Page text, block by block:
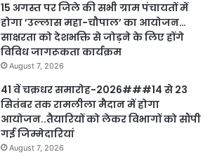
15 अगस्त पर जिले की सभी ग्राम पंचायतों में
होगा ’उल्लास महा-चौपाल’ का आयोजन…
साक्षरता को देशभक्ति से जोड़ने के लिए होंगे
विविध जागरूकता कार्यक्रम
August 7, 2026
41 वें चक्रधर समारोह-2026###14 से 23
सितंबर तक रामलीला मैदान में होगा
आयोजन..तैयारियों को लेकर विभागों को सौंपी
गई जिम्मेदारियां
August 7, 2026